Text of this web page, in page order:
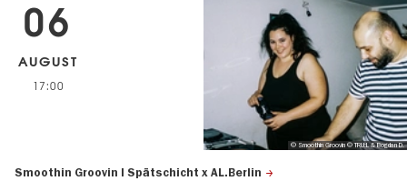
Smoothin Groovin | Spätschicht x AL.Berlin
06
AUGUST
17:00
© Smoothin Groovin © TRU:L & Bogdan D.